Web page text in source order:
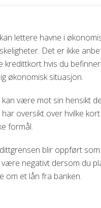
lettere havne i
Det er ikke
kredittkort hvis du
økonomisk situasjon.
kan være mot sin hensikt
har oversikt over hvilke
formål.
blir oppført som
være negativt dersom du
om et lån fra banken.